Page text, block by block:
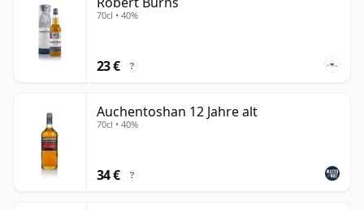
70cl • 40%
23 € ?
Auchentoshan 12 Jahre alt
70cl • 40%
34 € ?